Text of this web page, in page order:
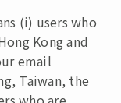
(i) users who
Kong and
email
Taiwan, the